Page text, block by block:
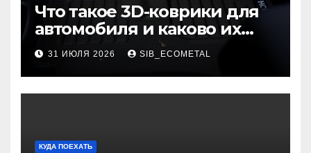
Что такое 3D-коврики для
автомобиля и каково их
основное назначение
31 ИЮЛЯ 2026 SIB_ECOMETAL
КУДА ПОЕХАТЬ